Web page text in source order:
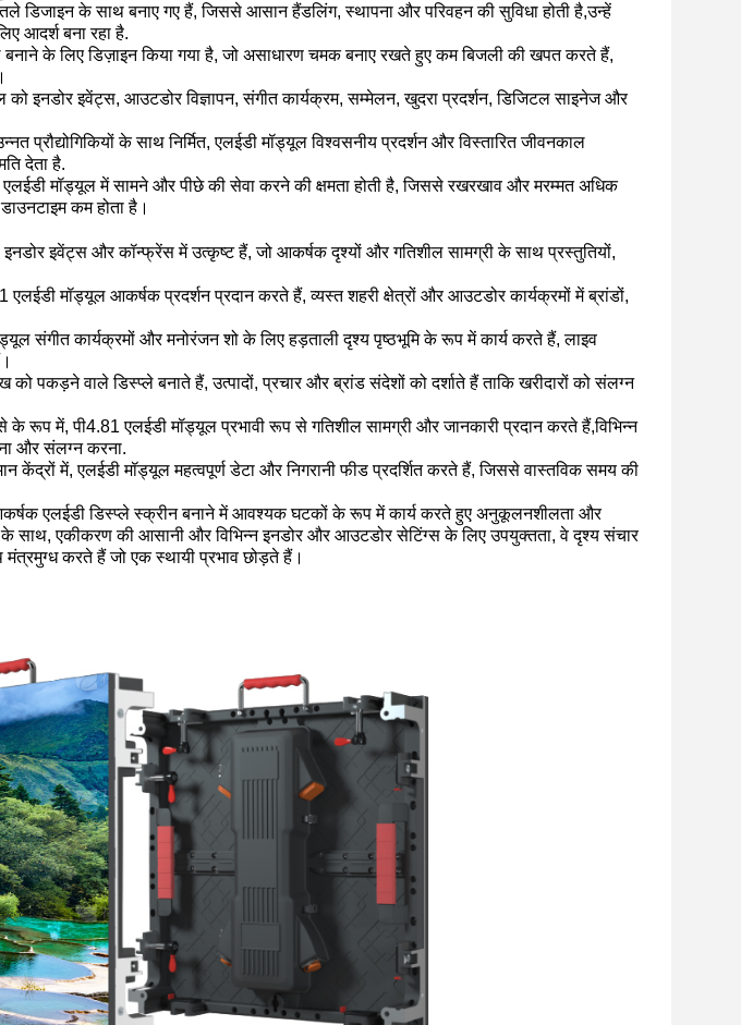
के साथ बनाए गए हैं, जिससे आसान हैंडलिंग, स्थापना और परिवहन की सुविधा होती है,उन्हें
आदर्श बना रहा है.
के लिए डिज़ाइन किया गया है, जो असाधारण चमक बनाए रखते हुए कम बिजली की खपत करते हैं,
को इनडोर इवेंट्स, आउटडोर विज्ञापन, संगीत कार्यक्रम, सम्मेलन, खुदरा प्रदर्शन, डिजिटल साइनेज और
प्रौद्योगिकियों के साथ निर्मित, एलईडी मॉड्यूल विश्वसनीय प्रदर्शन और विस्तारित जीवनकाल
देता है.
मॉड्यूल में सामने और पीछे की सेवा करने की क्षमता होती है, जिससे रखरखाव और मरम्मत अधिक
कम होता है।
इवेंट्स और कॉन्फ्रेंस में उत्कृष्ट हैं, जो आकर्षक दृश्यों और गतिशील सामग्री के साथ प्रस्तुतियों,
एलईडी मॉड्यूल आकर्षक प्रदर्शन प्रदान करते हैं, व्यस्त शहरी क्षेत्रों और आउटडोर कार्यक्रमों में ब्रांडों,
संगीत कार्यक्रमों और मनोरंजन शो के लिए हड़ताली दृश्य पृष्ठभूमि के रूप में कार्य करते हैं, लाइव
पकड़ने वाले डिस्प्ले बनाते हैं, उत्पादों, प्रचार और ब्रांड संदेशों को दर्शाते हैं ताकि खरीदारों को संलग्न
रूप में, पी4.81 एलईडी मॉड्यूल प्रभावी रूप से गतिशील सामग्री और जानकारी प्रदान करते हैं,विभिन्न
और संलग्न करना.
में, एलईडी मॉड्यूल महत्वपूर्ण डेटा और निगरानी फीड प्रदर्शित करते हैं, जिससे वास्तविक समय की
एलईडी डिस्प्ले स्क्रीन बनाने में आवश्यक घटकों के रूप में कार्य करते हुए अनुकूलनशीलता और
के साथ, एकीकरण की आसानी और विभिन्न इनडोर और आउटडोर सेटिंग्स के लिए उपयुक्तता, वे दृश्य संचार
करते हैं जो एक स्थायी प्रभाव छोड़ते हैं।